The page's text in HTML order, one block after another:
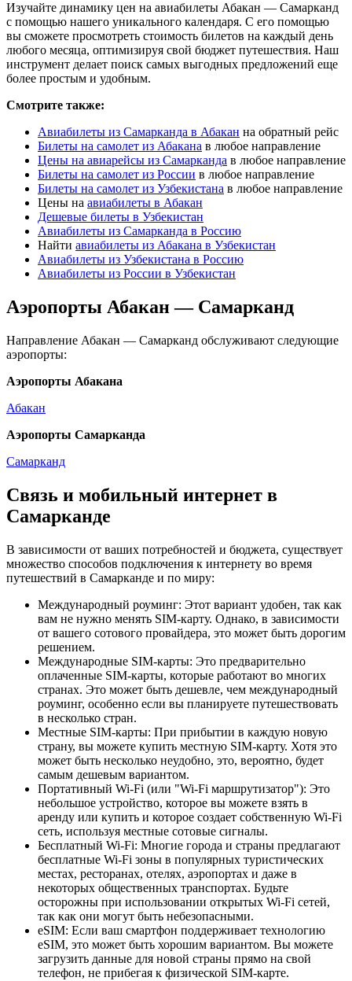
Изучайте динамику цен на авиабилеты Абакан — Самарканд
с помощью нашего уникального календаря. С его помощью
вы сможете просмотреть стоимость билетов на каждый день
любого месяца, оптимизируя свой бюджет путешествия. Наш
инструмент делает поиск самых выгодных предложений еще
более простым и удобным.
Смотрите также:
Авиабилеты из Самарканда в Абакан на обратный рейс
Билеты на самолет из Абакана в любое направление
Цены на авиарейсы из Самарканда в любое направление
Билеты на самолет из России в любое направление
Билеты на самолет из Узбекистана в любое направление
Цены на авиабилеты в Абакан
Дешевые билеты в Узбекистан
Авиабилеты из Самарканда в Россию
Найти авиабилеты из Абакана в Узбекистан
Авиабилеты из Узбекистана в Россию
Авиабилеты из России в Узбекистан
Аэропорты Абакан — Самарканд
Направление Абакан — Самарканд обслуживают следующие
аэропорты:
Аэропорты Абакана
Абакан
Аэропорты Самарканда
Самарканд
Связь и мобильный интернет в
Самарканде
В зависимости от ваших потребностей и бюджета, существует
множество способов подключения к интернету во время
путешествий в Самарканде и по миру:
Международный роуминг: Этот вариант удобен, так как
вам не нужно менять SIM-карту. Однако, в зависимости
от вашего сотового провайдера, это может быть дорогим
решением.
Международные SIM-карты: Это предварительно
оплаченные SIM-карты, которые работают во многих
странах. Это может быть дешевле, чем международный
роуминг, особенно если вы планируете путешествовать
в несколько стран.
Местные SIM-карты: При прибытии в каждую новую
страну, вы можете купить местную SIM-карту. Хотя это
может быть несколько неудобно, это, вероятно, будет
самым дешевым вариантом.
Портативный Wi-Fi (или "Wi-Fi маршрутизатор"): Это
небольшое устройство, которое вы можете взять в
аренду или купить и которое создает собственную Wi-Fi
сеть, используя местные сотовые сигналы.
Бесплатный Wi-Fi: Многие города и страны предлагают
бесплатные Wi-Fi зоны в популярных туристических
местах, ресторанах, отелях, аэропортах и даже в
некоторых общественных транспортах. Будьте
осторожны при использовании открытых Wi-Fi сетей,
так как они могут быть небезопасными.
eSIM: Если ваш смартфон поддерживает технологию
eSIM, это может быть хорошим вариантом. Вы можете
загрузить данные для новой страны прямо на свой
телефон, не прибегая к физической SIM-карте.